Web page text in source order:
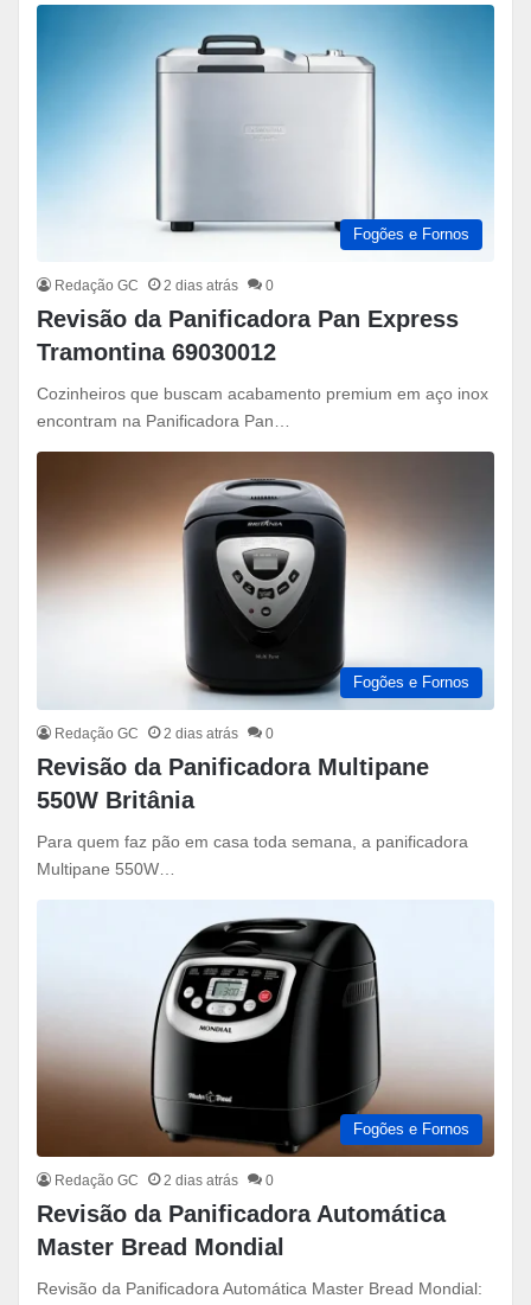
Fogões e Fornos
Redação GC 2 dias atrás 0
Revisão da Panificadora Pan Express
Tramontina 69030012
Cozinheiros que buscam acabamento premium em aço inox
encontram na Panificadora Pan…
Fogões e Fornos
Redação GC 2 dias atrás 0
Revisão da Panificadora Multipane
550W Britânia
Para quem faz pão em casa toda semana, a panificadora
Multipane 550W…
Fogões e Fornos
Redação GC 2 dias atrás 0
Revisão da Panificadora Automática
Master Bread Mondial
Revisão da Panificadora Automática Master Bread Mondial: